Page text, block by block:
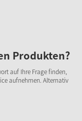
Produkten?
auf Ihre Frage finden,
aufnehmen. Alternativ